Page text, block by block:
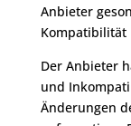
Anbieter
Kompatibilität
Der Anbieter
und
Änderungen